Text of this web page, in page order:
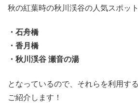
秋の紅葉時の秋川渓谷の人気スポット
・石舟橋
・香月橋
・秋川渓谷 瀬音の湯
となっているので、それらを利用す
ご紹介します！